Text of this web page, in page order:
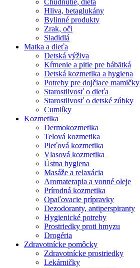
Chudnutie, diéta
Hliva, betaglukány
Bylinné produkty
Zrak, oči
Sladidlá
Matka a dieťa
Detská výživa
Kŕmenie a pitie pre bábätká
Detská kozmetika a hygiena
Potreby pre dojčiace mamičky
Starostlivosť o dieťa
Starostlivosť o detské zúbky
Cumlíky
Kozmetika
Dermokozmetika
Telová kozmetika
Pleťová kozmetika
Vlasová kozmetika
Ústna hygiena
Masáže a relaxácia
Aromaterapia a vonné oleje
Prírodná kozmetika
Opaľovacie prípravky
Dezodoranty, antiperspiranty
Hygienické potreby
Prostriedky proti hmyzu
Drogéria
Zdravotnícke pomôcky
Zdravotnícke prostriedky
Lekárničky